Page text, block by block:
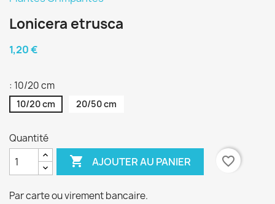
Lonicera etrusca
1,20 €
: 10/20 cm
10/20 cm 20/50 cm
Quantité
 AJOUTER AU PANIER favorite_border
Par carte ou virement bancaire.